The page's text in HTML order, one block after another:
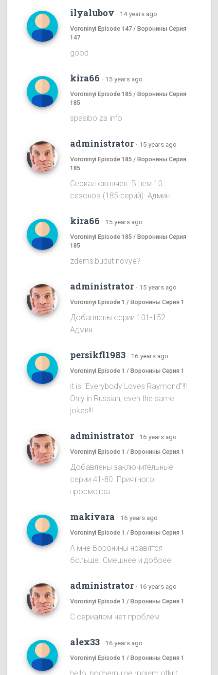
ilyalubov · 14 years ago
Voroninyi Episode 147 / Воронины Серия
147
good
kira66 · 15 years ago
Voroninyi Episode 185 / Воронины Серия
185
spasibo za info
administrator · 15 years ago
Voroninyi Episode 185 / Воронины Серия
185
Сериал окончен. В нем 10
сезонов (185 серий). Админ.
kira66 · 15 years ago
Voroninyi Episode 185 / Воронины Серия
185
zdems,budut novye?
administrator · 15 years ago
Voroninyi Episode 1 / Воронины Серия 1
Добавлены серии 101-152.
Админ.
persikfl1983 · 16 years ago
Voroninyi Episode 1 / Воронины Серия 1
it is "Everybody Loves Raymond"!!!
Only in Russian, even the same
jokes!!!
administrator · 16 years ago
Voroninyi Episode 1 / Воронины Серия 1
Добавлены заключительные
серии 41-80. Приятного
просмотра.
makivara · 16 years ago
Voroninyi Episode 1 / Воронины Серия 1
А мне Воронины нравятся
больше. Смешнее и добрее
administrator · 16 years ago
Voroninyi Episode 1 / Воронины Серия 1
С сериалом нет проблем.
alex33 · 16 years ago
Voroninyi Episode 1 / Воронины Серия 1